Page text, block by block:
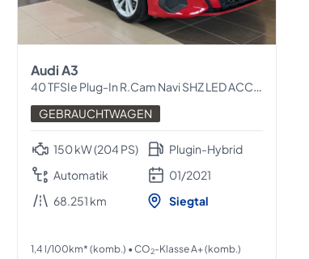
Audi A3
40 TFSIe Plug-In R.Cam Navi SHZ LED ACC AHK
GEBRAUCHTWAGEN
150 kW (204 PS)
Automatik
68.251 km
Plugin-Hybrid
01/2021
Siegtal
1,4 l/100km* (komb.) • CO2-Klasse A+ (komb.)